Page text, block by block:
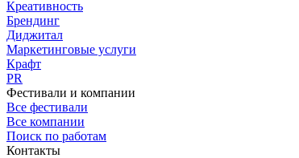
Креативность
Брендинг
Диджитал
Маркетинговые услуги
Крафт
PR
Фестивали и компании
Все фестивали
Все компании
Поиск по работам
Контакты